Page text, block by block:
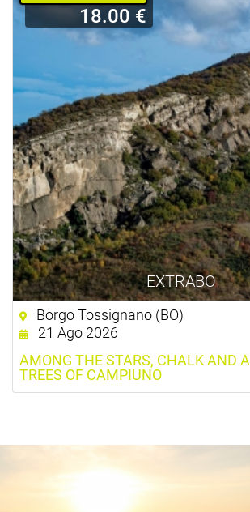
EXTRABO
18.00 €
Borgo Tossignano (BO)
21 Ago 2026
AMONG THE STARS, CHALK AND
TREES OF CAMPIUNO